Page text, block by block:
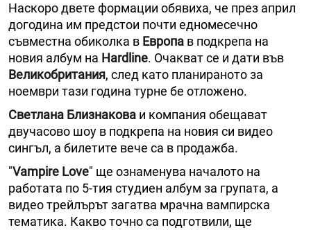
Наскоро двете формации обявиха, че през април
догодина им предстои почти едномесечно
съвместна обиколка в Европа в подкрепа на
новия албум на Hardline. Очакват се и дати във
Великобритания, след като планираното за
ноември тази година турне бе отложено.
Светлана Близнакова и компания обещават
двучасово шоу в подкрепа на новия си видео
сингъл, а билетите вече са в продажба.
"Vampire Love" ще ознаменува началото на
работата по 5-тия студиен албум за групата, а
видео трейлърът загатва мрачна вампирска
тематика. Какво точно са подготвили, ще